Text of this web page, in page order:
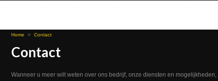
Home > Contact
Contact
Wanneer u meer wilt weten over ons bedrijf, onze diensten en